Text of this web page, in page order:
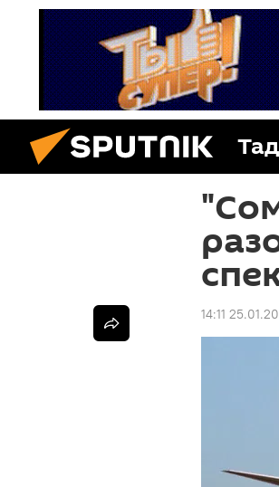
14:11